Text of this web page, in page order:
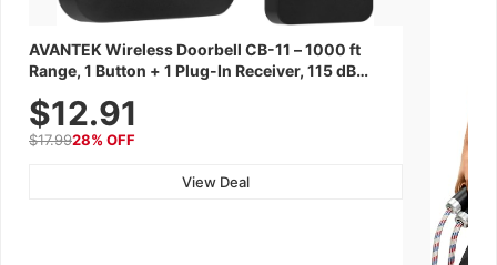
AVANTEK Wireless Doorbell CB-11 – 1000 ft
Range, 1 Button + 1 Plug-In Receiver, 115 dB
Year Battery
$12.91
$17.9928% OFF
View Deal